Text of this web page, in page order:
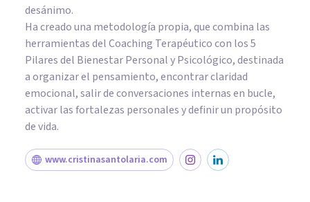
desánimo.
Ha creado una metodología propia, que combina las
herramientas del Coaching Terapéutico con los 5
Pilares del Bienestar Personal y Psicológico, destinada
a organizar el pensamiento, encontrar claridad
emocional, salir de conversaciones internas en bucle,
activar las fortalezas personales y definir un propósito
de vida.
www.cristinasantolaria.com